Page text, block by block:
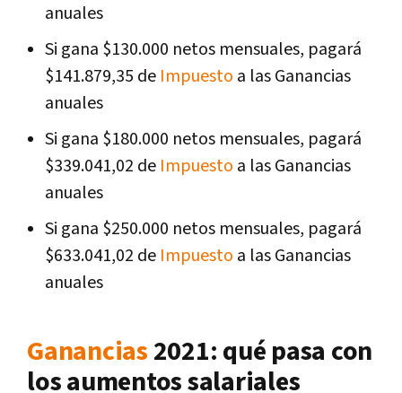
anuales
Si gana $130.000 netos mensuales, pagará
$141.879,35 de Impuesto a las Ganancias
anuales
Si gana $180.000 netos mensuales, pagará
$339.041,02 de Impuesto a las Ganancias
anuales
Si gana $250.000 netos mensuales, pagará
$633.041,02 de Impuesto a las Ganancias
anuales
Ganancias 2021: qué pasa con
los aumentos salariales